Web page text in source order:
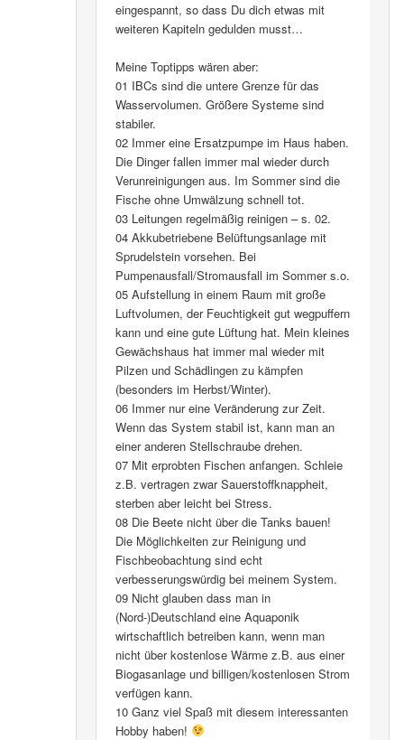
eingespannt, so dass Du dich etwas mit
weiteren Kapiteln gedulden musst…
Meine Toptipps wären aber:
01 IBCs sind die untere Grenze für das
Wasservolumen. Größere Systeme sind
stabiler.
02 Immer eine Ersatzpumpe im Haus haben.
Die Dinger fallen immer mal wieder durch
Verunreinigungen aus. Im Sommer sind die
Fische ohne Umwälzung schnell tot.
03 Leitungen regelmäßig reinigen – s. 02.
04 Akkubetriebene Belüftungsanlage mit
Sprudelstein vorsehen. Bei
Pumpenausfall/Stromausfall im Sommer s.o.
05 Aufstellung in einem Raum mit große
Luftvolumen, der Feuchtigkeit gut wegpuffern
kann und eine gute Lüftung hat. Mein kleines
Gewächshaus hat immer mal wieder mit
Pilzen und Schädlingen zu kämpfen
(besonders im Herbst/Winter).
06 Immer nur eine Veränderung zur Zeit.
Wenn das System stabil ist, kann man an
einer anderen Stellschraube drehen.
07 Mit erprobten Fischen anfangen. Schleie
z.B. vertragen zwar Sauerstoffknappheit,
sterben aber leicht bei Stress.
08 Die Beete nicht über die Tanks bauen!
Die Möglichkeiten zur Reinigung und
Fischbeobachtung sind echt
verbesserungswürdig bei meinem System.
09 Nicht glauben dass man in
(Nord-)Deutschland eine Aquaponik
wirtschaftlich betreiben kann, wenn man
nicht über kostenlose Wärme z.B. aus einer
Biogasanlage und billigen/kostenlosen Strom
verfügen kann.
10 Ganz viel Spaß mit diesem interessanten
Hobby haben!